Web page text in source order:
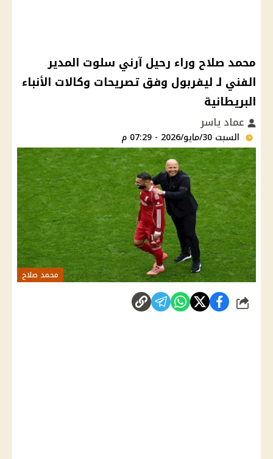
محمد صلاح وراء رحيل آرني سلوت المدير
الفني لـ ليفربول وفق تصريحات وكالات الأنباء
البريطانية
عماد ياسر
السبت 30/مايو/2026 - 07:29 م
محمد صلاح
شارك